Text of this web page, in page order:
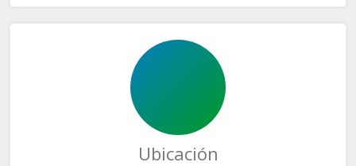
Ubicación